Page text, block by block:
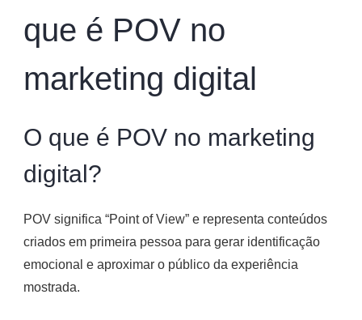
que é POV no
marketing digital
O que é POV no marketing
digital?
POV significa “Point of View” e representa conteúdos
criados em primeira pessoa para gerar identificação
emocional e aproximar o público da experiência
mostrada.